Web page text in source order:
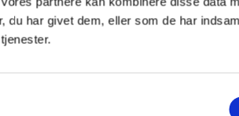
du har givet dem, eller som de har
får adgang til tidssvarende
der matcher fremtidens